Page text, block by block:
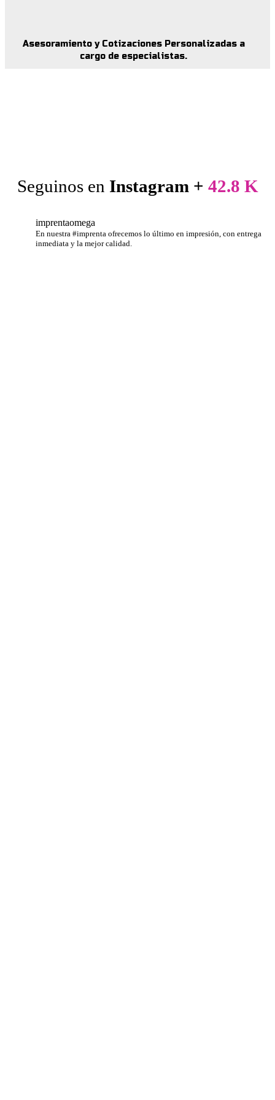
Asesoramiento y Cotizaciones Personalizadas a
cargo de especialistas.
Seguinos en Instagram + 42.8 K
imprentaomega
En nuestra #imprenta ofrecemos lo último en impresión, con entrega
inmediata y la mejor calidad.